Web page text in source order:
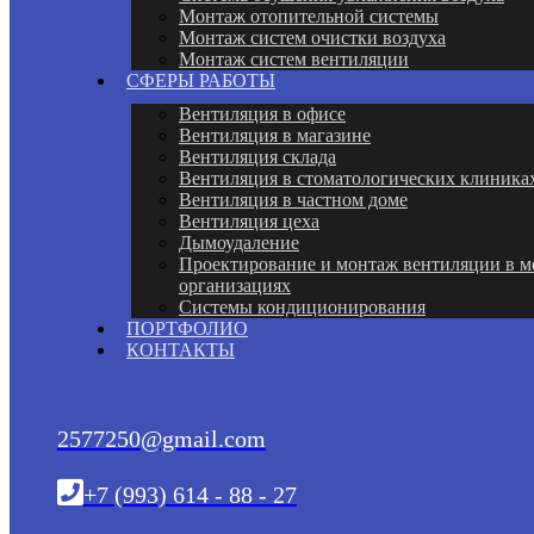
Монтаж отопительной системы
Монтаж систем очистки воздуха
Монтаж систем вентиляции
СФЕРЫ РАБОТЫ
Вентиляция в офисе
Вентиляция в магазине
Вентиляция склада
Вентиляция в стоматологических
Вентиляция в частном доме
Вентиляция цеха
Дымоудаление
Проектирование и монтаж вентиляции в
организациях
Системы кондиционирования
ПОРТФОЛИО
КОНТАКТЫ
2577250@gmail.com
+7 (993) 614 - 88 - 27